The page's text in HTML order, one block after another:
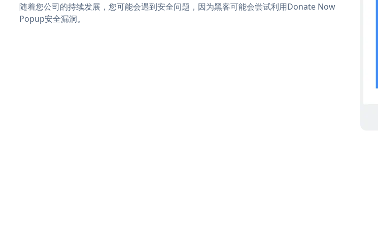
随着您公司的持续发展，您可能会遇到安全问题，因为黑客可能会尝试利用Donate Now
Popup安全漏洞。